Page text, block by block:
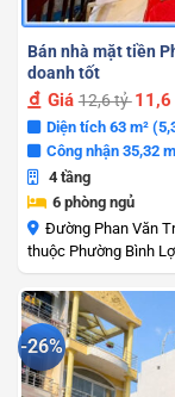
Bán nhà mặt tiền
doanh tốt
Giá12,6 tỷ
Diện tích 63 m²
Công nhận 35,32
4 tầng
6 phòng ngủ
Đường Phan Văn
thuộc Phường Bình
-26%